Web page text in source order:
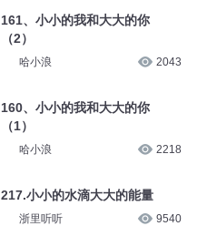
161、小小的我和大大的你
（2）
哈小浪 2043
160、小小的我和大大的你
（1）
哈小浪 2218
217.小小的水滴大大的能量
浙里听听 9540